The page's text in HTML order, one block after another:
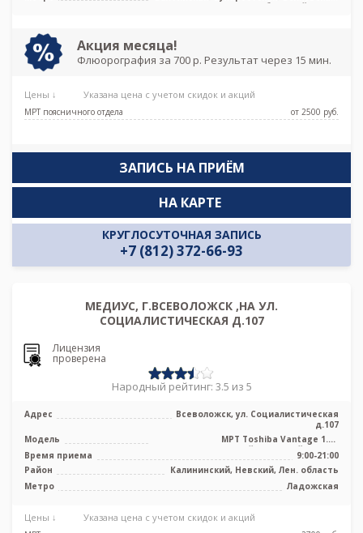
Московские ворота, Обводный канал,
Акция месяца!
Флюорография за 700 р. Результат через 15 мин.
Цены ↓ Указана цена с учетом скидок и акций
МРТ поясничного отдела от 2500 pуб.
ЗАПИСЬ НА ПРИЁМ
КРУГЛОСУТОЧНАЯ ЗАПИСЬ
+7 (812) 372-66-93
НА КАРТЕ
МЕДИУС, Г.ВСЕВОЛОЖСК ,НА УЛ.
СОЦИАЛИСТИЧЕСКАЯ Д.107
Лицензия
проверена
Народный рейтинг: 3.5 из 5
Адрес
Всеволожск, ул. Социалистическая
д.107
Модель
МРТ Toshiba Vantage 1.5T
высокопольный закрытый тип, КТ
Toshiba Alexio ...
Время приема
9:00-21:00
Район
Калининский, Невский, Лен. область
Метро
Ладожская
Цены ↓ Указана цена с учетом скидок и акций